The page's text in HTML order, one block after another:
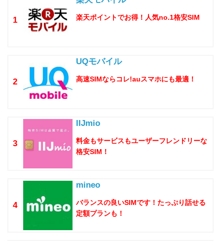
1 楽天ポイントでお得！人気no.1格安SIM
2
UQモバイル
高速SIMならコレ!auスマホにも最適！
3
IIJmio
料金もサービスもユーザーフレンドリーな
格安SIM！
4
mineo
バランスの良いSIMです！たっぷり話せる
定額プランも！